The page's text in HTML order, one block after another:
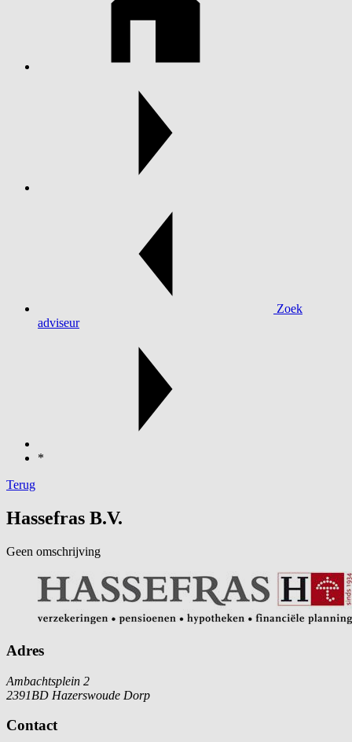
Zoek
adviseur
*
Terug
Hassefras B.V.
Geen omschrijving
Adres
Ambachtsplein 2
2391BD Hazerswoude Dorp
Contact